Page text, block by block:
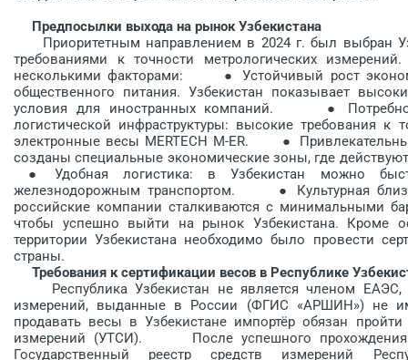
Предпосылки выхода на рынок Узбекистана
Приоритетным направлением в 2024 г. был выбран
требованиями к точности мет­рологических
несколькими факторами: ● Устойчивый рост
общественного питания. Узбекистан показывает
условия для иностранных компаний. ●
логистической инфраструктуры: высокие требования к
электронные весы MERTECH M-ER. ●
созданы специальные экономические зоны, где
● Удобная логистика: в Узбеки­стан можно
железнодорожным транспортом. ● Культурная
российские компании сталкиваются с
чтобы успешно выйти на рынок Узбекистана. Кроме
территории Узбекистана необходимо было провести
страны.
Требования к сертификации весов в Республике
Республика Узбекистан не является членом ЕАЭС,
измерений, выданные в России (ФГИС «АРШИН») не
продавать весы в Узбекистане импортёр обязан
измерений (УТСИ). После успешного прохождения
Государственный реестр средств измерений